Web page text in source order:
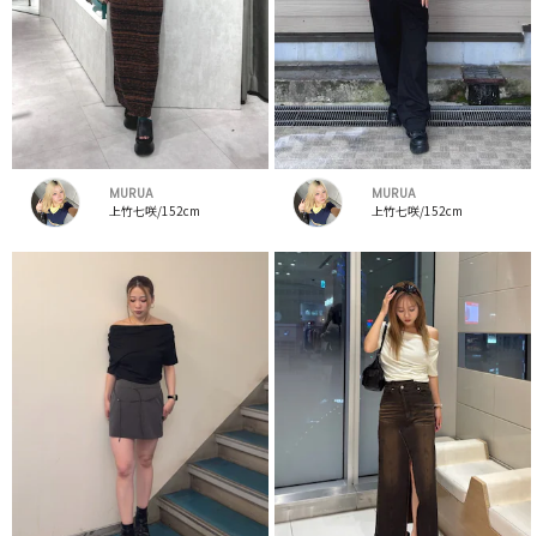
MURUA
上竹七咲/152cm
MURUA
上竹七咲/152cm